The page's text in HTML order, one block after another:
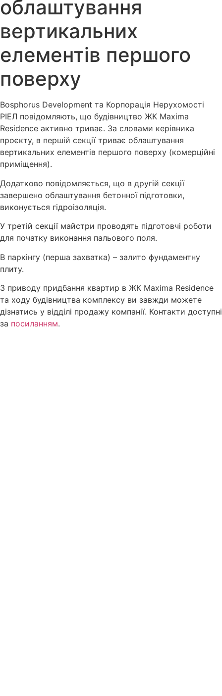
облаштування
вертикальних
елементів першого
поверху
Bosphorus Development та Корпорація Нерухомості
РІЕЛ повідомляють, що будівництво ЖК Maxima
Residence активно триває. За словами керівника
проєкту, в першій секції триває облаштування
вертикальних елементів першого поверху (комерційні
приміщення).
Додатково повідомляється, що в другій секції
завершено облаштування бетонної підготовки,
виконується гідроізоляція.
У третій секції майстри проводять підготовчі роботи
для початку виконання пальового поля.
В паркінгу (перша захватка) – залито фундаментну
плиту.
З приводу придбання квартир в ЖК Maxima Residence
та ходу будівництва комплексу ви завжди можете
дізнатись у відділі продажу компанії. Контакти доступні
за посиланням.